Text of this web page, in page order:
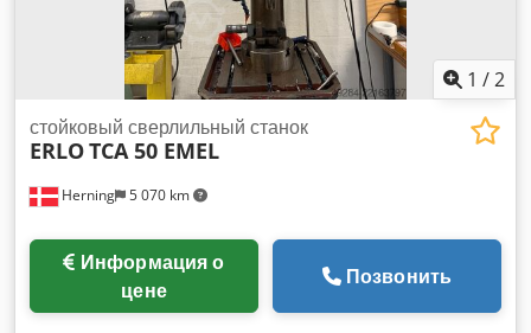
1 /2
Herning 5 070 km
стойковый сверлильный станок
ERLOTCA 50 EMEL
цене
Позвонить